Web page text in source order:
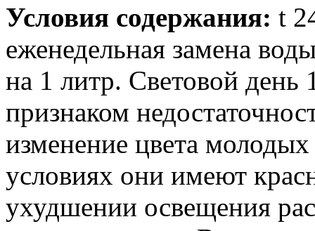
Условия содержания: t
еженедельная замена
на 1 литр. Световой
признаком
изменение цвета
условиях они имеют
ухудшении освещения